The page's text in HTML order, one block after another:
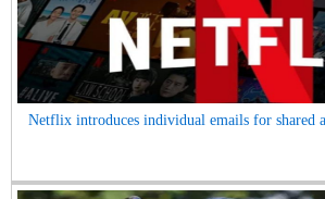
Netflix introduces individual emails for shared